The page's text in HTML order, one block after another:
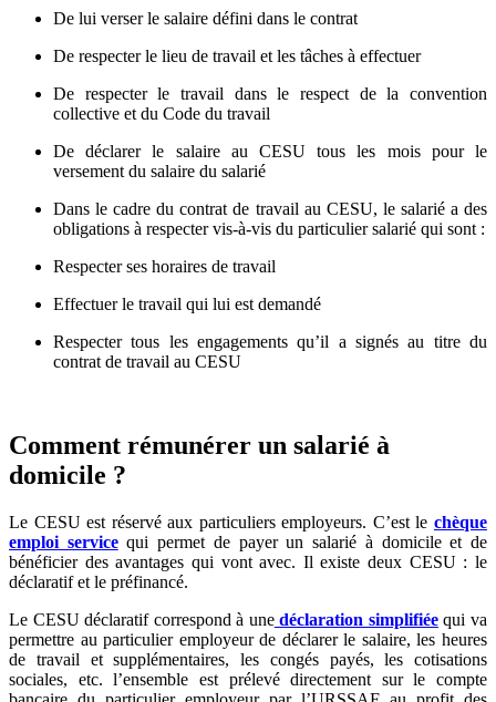
De lui verser le salaire défini dans le contrat
De respecter le lieu de travail et les tâches à effectuer
De respecter le travail dans le respect de la convention
collective et du Code du travail
De déclarer le salaire au CESU tous les mois pour le
versement du salaire du salarié
Dans le cadre du contrat de travail au CESU, le salarié a des
obligations à respecter vis-à-vis du particulier salarié qui sont :
Respecter ses horaires de travail
Effectuer le travail qui lui est demandé
Respecter tous les engagements qu’il a signés au titre du
contrat de travail au CESU
Comment rémunérer un salarié à
domicile ?
Le CESU est réservé aux particuliers employeurs. C’est le chèque
emploi servicequi permet de payer un salarié à domicile et de
bénéficier des avantages qui vont avec. Il existe deux CESU : le
déclaratif et le préfinancé.
Le CESU déclaratif correspond à unedéclaration simplifiéequi va
permettre au particulier employeur de déclarer le salaire, les heures
de travail et supplémentaires, les congés payés, les cotisations
sociales, etc. l’ensemble est prélevé directement sur le compte